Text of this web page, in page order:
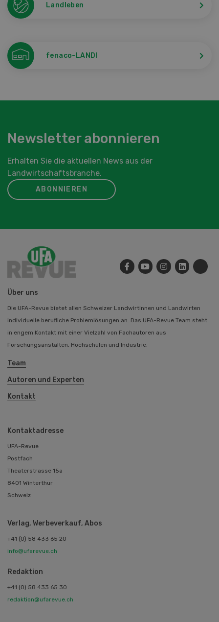
Landleben
fenaco-LANDI
Newsletter abonnieren
Erhalten Sie die aktuellen News aus der
Landwirtschaftsbranche.
ABONNIEREN
Über uns
Die UFA-Revue bietet allen Schweizer Landwirtinnen und Landwirten
individuelle berufliche Problemlösungen an. Das UFA-Revue Team steht
in engem Kontakt mit einer Vielzahl von Fachautoren aus
Forschungsanstalten, Hochschulen und Industrie.
Team
Autoren und Experten
Kontakt
Kontaktadresse
UFA-Revue
Postfach
Theaterstrasse 15a
8401 Winterthur
Schweiz
Verlag, Werbeverkauf, Abos
+41 (0) 58 433 65 20
info@ufarevue.ch
Redaktion
+41 (0) 58 433 65 30
redaktion@ufarevue.ch